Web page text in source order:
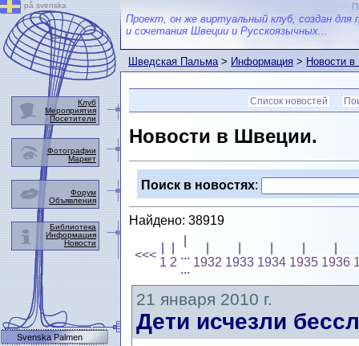
Проект, он же виртуальный клуб, создан для
и сочетания Швеции и Русскоязычных...
Шведская Пальма>Информация>Новости
Список новостей
Новости в Швеции.
Поиск в новостях:
Найдено: 38919
<<<
1 2
...
...
1932 1933 1934 1935 1936
21 января 2010 г.
Дети исчезли
på svenska
Клуб
Мероприятия
Посетители
Фотографии
Маркет
Форум
Объявления
Библиотека
Информация
Новости
Svenska Palmen